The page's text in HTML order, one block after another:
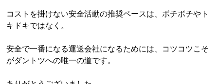
コストを掛けない安全活動の推奨ペースは、ボチボチやト
キドキではなく。
安全で一番になる運送会社になるためには、コツコツこそ
がダントツへの唯一の道です。